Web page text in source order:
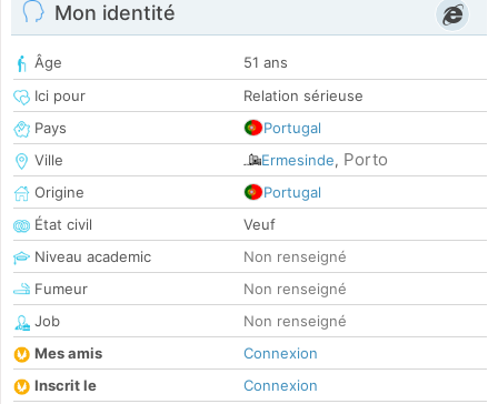
Mon identité
Âge
51 ans
Ici pour
Relation sérieuse
Pays
Portugal
Ville
Ermesinde, Porto
Origine
Portugal
État civil
Veuf
Niveau academic
Non renseigné
Fumeur
Non renseigné
Job
Non renseigné
Mes amis
Connexion
Inscrit le
Connexion